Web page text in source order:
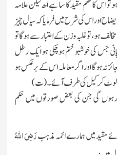
تو اس کا حکم مقید کا سا ہے اھ لیکن علامہ
اور اس کی شرح میں فرمایا کہ سیال چیز
ہو ، تو غلبہ وزن کے اعتبار سے ہوگا تو
جس کی خوشبو ختم ہوچکی ہو ایك رطل
نہ ہوگا اور اگر معاملہ اس کے برعکس ہو
اور لوٹ کر کیل کی طرف آئے۔ (ت)
گی جن کی بعض صورتوں میں حکم
مقید میں ہمارے ائمہ مذہبرَضِیَ اللہُ